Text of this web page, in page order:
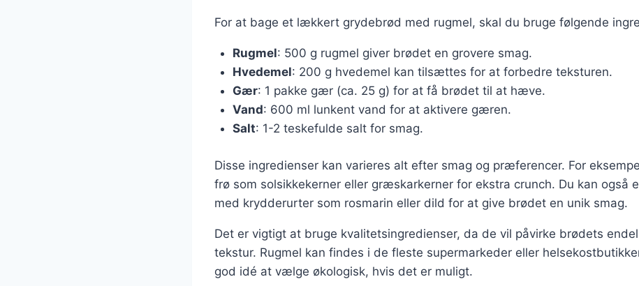
For at bage et lækkert grydebrød med rugmel, skal du bruge følgende
Rugmel: 500 g rugmel giver brødet en grovere smag.
Hvedemel: 200 g hvedemel kan tilsættes for at forbedre teksturen.
Gær: 1 pakke gær (ca. 25 g) for at få brødet til at hæve.
Vand: 600 ml lunkent vand for at aktivere gæren.
Salt: 1-2 teskefulde salt for smag.
Disse ingredienser kan varieres alt efter smag og præferencer. For
frø som solsikkekerner eller græskarkerner for ekstra crunch. Du kan også
med krydderurter som rosmarin eller dild for at give brødet en unik smag.
Det er vigtigt at bruge kvalitetsingredienser, da de vil påvirke brødets
tekstur. Rugmel kan findes i de fleste supermarkeder eller
god idé at vælge økologisk, hvis det er muligt.